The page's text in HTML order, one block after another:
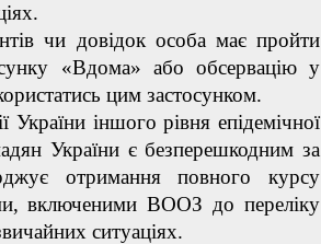
чи довідок особа має пройти
«Вдома» або обсервацію у
цим застосунком.
іншого рівня епідемічної
України є безперешкодним за
отримання повного курсу
включеними ВООЗ до переліку
ситуаціях.